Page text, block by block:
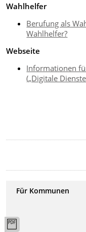
Wahlhelfer
Berufung als
Wahlhelfer?
Webseite
Informationen
(„Digitale
Für Kommunen